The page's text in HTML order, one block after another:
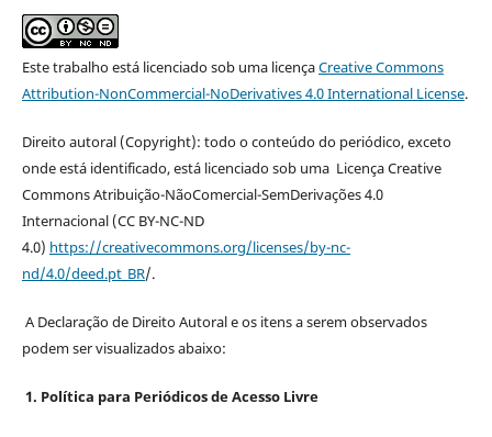
Este trabalho está licenciado sob uma licençaCreative Commons
Attribution-NonCommercial-NoDerivatives 4.0 International License.
Direito autoral (Copyright): todo o conteúdo do periódico, exceto
onde está identificado, está licenciado sob uma Licença Creative
Commons Atribuição-NãoComercial-SemDerivações 4.0
Internacional (CC BY-NC-ND
4.0) https://creativecommons.org/licenses/by-nc-
nd/4.0/deed.pt_BR/.
A Declaração de Direito Autoral e os itens a serem observados
podem ser visualizados abaixo:
1. Política para Periódicos de Acesso Livre